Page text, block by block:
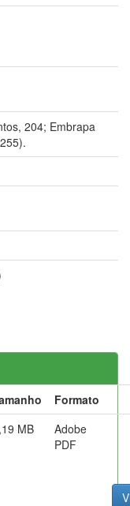
204; Embrapa
Formato
MB
Adobe
PDF